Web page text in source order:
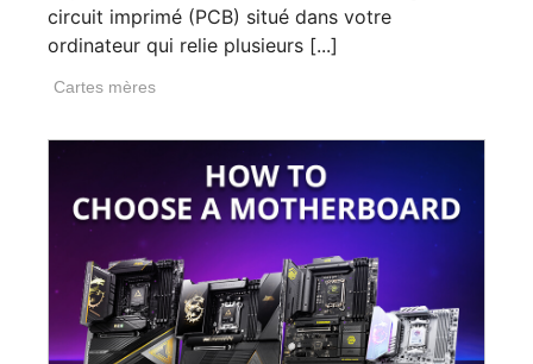
circuit imprimé (PCB) situé dans votre
ordinateur qui relie plusieurs [...]
Cartes mères